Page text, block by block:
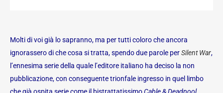
Molti di voi già lo sapranno, ma per tutti coloro che ancora
ignorassero di che cosa si tratta, spendo due parole perSilent War,
l’ennesima serie della quale l’editore italiano ha deciso la non
pubblicazione, con conseguente trionfale ingresso in quel limbo